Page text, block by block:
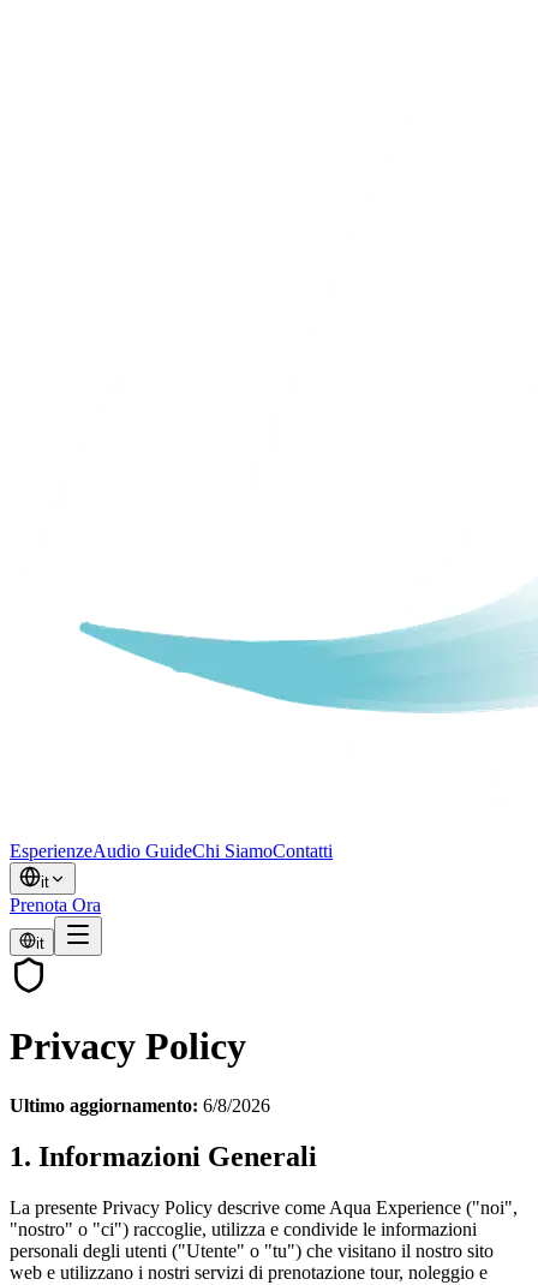
EsperienzeAudio GuideChi SiamoContatti
it
Prenota Ora
it
Privacy Policy
Ultimo aggiornamento: 6/8/2026
1. Informazioni Generali
La presente Privacy Policy descrive come Aqua Experience ("noi",
"nostro" o "ci") raccoglie, utilizza e condivide le informazioni
personali degli utenti ("Utente" o "tu") che visitano il nostro sito
web e utilizzano i nostri servizi di prenotazione tour, noleggio e